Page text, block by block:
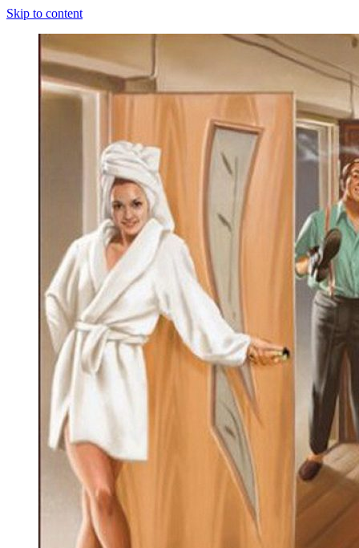
Skip to content